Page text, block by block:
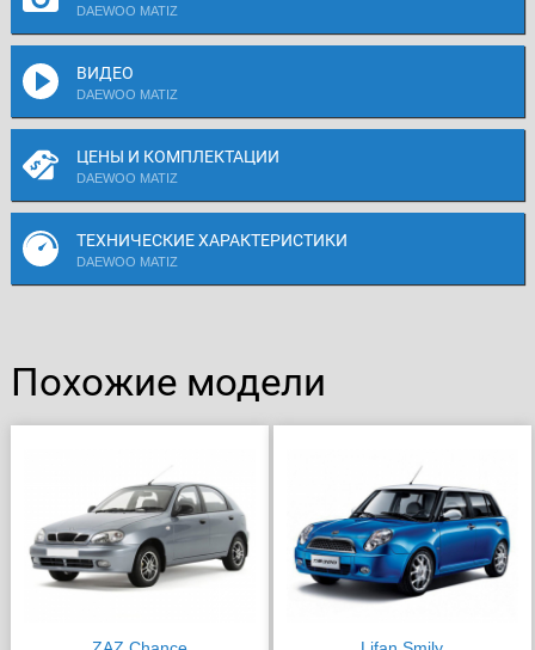
DAEWOO MATIZ
ВИДЕО
DAEWOO MATIZ
ЦЕНЫ И КОМПЛЕКТАЦИИ
DAEWOO MATIZ
ТЕХНИЧЕСКИЕ ХАРАКТЕРИСТИКИ
DAEWOO MATIZ
Похожие модели